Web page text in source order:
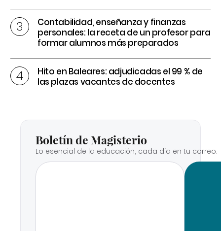
Contabilidad, enseñanza y finanzas
personales: la receta de un profesor para
formar alumnos más preparados
Hito en Baleares: adjudicadas el 99 % de
las plazas vacantes de docentes
Boletín de Magisterio
Lo esencial de la educación, cada día en tu correo.